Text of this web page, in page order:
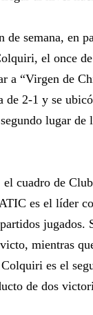
de semana, en
el once
a “Virgen de
de 2-1 y se
lugar de
cuadro de Club
es el líder
jugados.
mientras
es el
de dos